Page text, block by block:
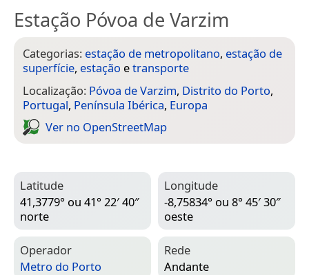
Estação Póvoa de Varzim
Categorias: estação de metropolitano, estação de
superfície, estação etransporte
Localização: Póvoa de Varzim, Distrito do Porto,
Portugal, Península Ibérica, Europa
Ver no Open­Street­Map
Latitude
41,3779° ou 41° 22′ 40″
norte
Longitude
-8,75834° ou 8° 45′ 30″
oeste
Operador
Metro do Porto
Rede
Andante